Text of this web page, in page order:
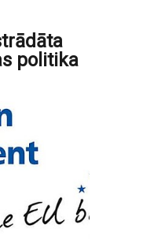
politika